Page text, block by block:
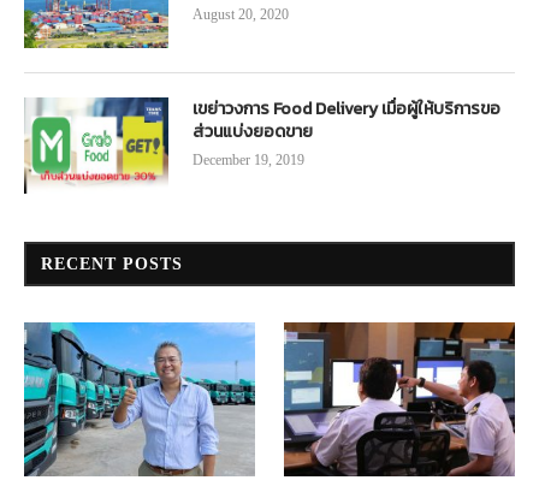
August 20, 2020
เขย่าวงการ Food Delivery เมื่อผู้ให้บริการขอ
ส่วนแบ่งยอดขาย
December 19, 2019
RECENT POSTS